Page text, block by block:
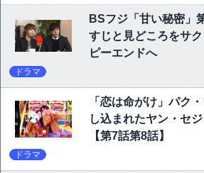
BSフジ「甘い秘密」
すじと見どころをサ
ピーエンドへ
ドラマ
「恋は命がけ」パク
し込まれたヤン・セ
【第7話第8話】
ドラマ